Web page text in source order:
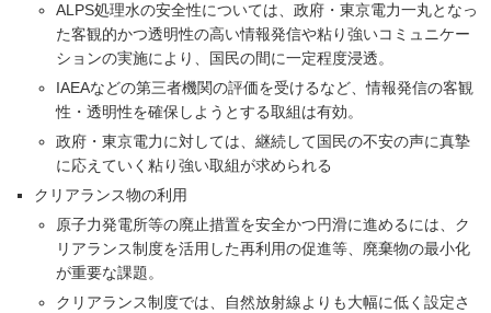
ALPS処理水の安全性については、政府・東京電力一丸となっ
た客観的かつ透明性の高い情報発信や粘り強いコミュニケー
ションの実施により、国民の間に一定程度浸透。
IAEAなどの第三者機関の評価を受けるなど、情報発信の客観
性・透明性を確保しようとする取組は有効。
政府・東京電力に対しては、継続して国民の不安の声に真摯
に応えていく粘り強い取組が求められる
クリアランス物の利用
原子力発電所等の廃止措置を安全かつ円滑に進めるには、ク
リアランス制度を活用した再利用の促進等、廃棄物の最小化
が重要な課題。
クリアランス制度では、自然放射線よりも大幅に低く設定さ